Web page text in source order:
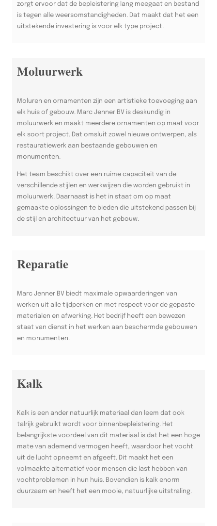
zorgt ervoor dat de bepleistering lang meegaat en bestand
is tegen alle weersomstandigheden. Dat maakt dat het een
uitstekende investering is voor elk type project.
Moluurwerk
Moluren en ornamenten zijn een artistieke toevoeging aan
elk huis of gebouw. Marc Jenner BV is deskundig in
moluurwerk en maakt meerdere ornamenten op maat voor
elk soort project. Dat omsluit zowel nieuwe ontwerpen, als
restauratiewerk aan bestaande gebouwen en
monumenten.
Het team beschikt over een ruime capaciteit van de
verschillende stijlen en werkwijzen die worden gebruikt in
moluurwerk. Daarnaast is het in staat om op maat
gemaakte oplossingen te bieden die uitstekend passen bij
de stijl en architectuur van het gebouw.
Reparatie
Marc Jenner BV biedt maximale opwaarderingen van
werken uit alle tijdperken en met respect voor de gepaste
materialen en afwerking. Het bedrijf heeft een bewezen
staat van dienst in het werken aan beschermde gebouwen
en monumenten.
Kalk
Kalk is een ander natuurlijk materiaal dan leem dat ook
talrijk gebruikt wordt voor binnenbepleistering. Het
belangrijkste voordeel van dit materiaal is dat het een hoge
mate van ademend vermogen heeft, waardoor het vocht
uit de lucht opneemt en afgeeft. Dit maakt het een
volmaakte alternatief voor mensen die last hebben van
vochtproblemen in hun huis. Bovendien is kalk enorm
duurzaam en heeft het een mooie, natuurlijke uitstraling.